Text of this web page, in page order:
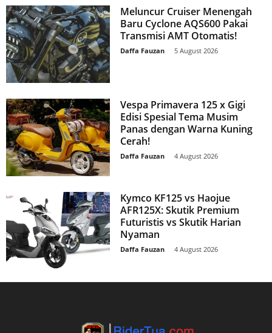
Meluncur Cruiser Menengah
Baru Cyclone AQS600 Pakai
Transmisi AMT Otomatis!
Daffa Fauzan 5 August 2026
Vespa Primavera 125 x Gigi
Edisi Spesial Tema Musim
Panas dengan Warna Kuning
Cerah!
Daffa Fauzan 4 August 2026
Kymco KF125 vs Haojue
AFR125X: Skutik Premium
Futuristis vs Skutik Harian
Nyaman
Daffa Fauzan 4 August 2026